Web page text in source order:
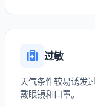
过敏
天气条件较易诱发
戴眼镜和口罩。